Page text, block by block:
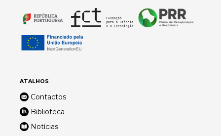
ATALHOS
Contactos
Biblioteca
Notícias